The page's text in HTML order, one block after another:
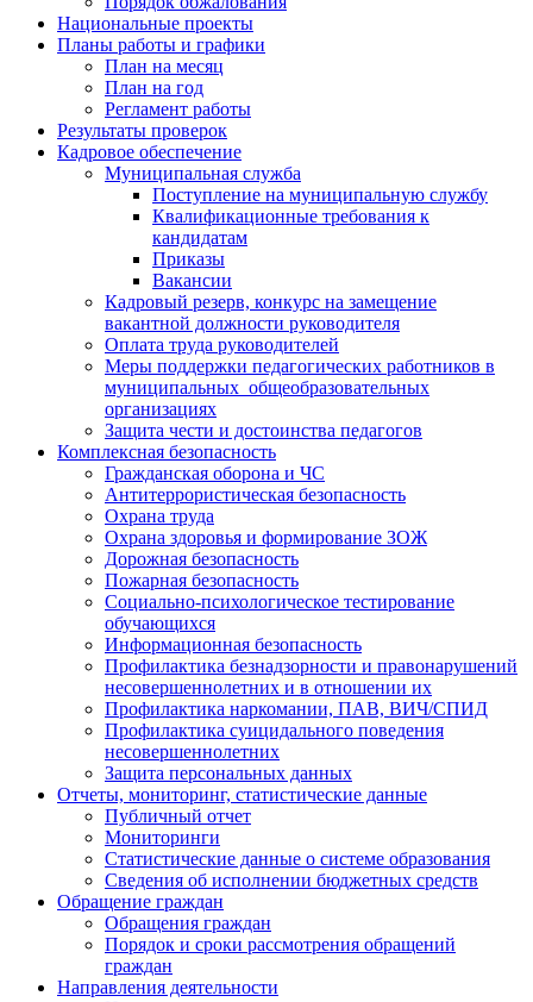
Национальные проекты
Планы работы и графики
План на месяц
План на год
Регламент работы
Результаты проверок
Кадровое обеспечение
Муниципальная служба
Поступление на муниципальную службу
Квалификационные требования к
кандидатам
Приказы
Вакансии
Кадровый резерв, конкурс на замещение
вакантной должности руководителя
Оплата труда руководителей
Меры поддержки педагогических работников в
муниципальных общеобразовательных
организациях
Защита чести и достоинства педагогов
Комплексная безопасность
Гражданская оборона и ЧС
Антитеррористическая безопасность
Охрана труда
Охрана здоровья и формирование ЗОЖ
Дорожная безопасность
Пожарная безопасность
Социально-психологическое тестирование
обучающихся
Информационная безопасность
Профилактика безнадзорности и правонарушений
несовершеннолетних и в отношении их
Профилактика наркомании, ПАВ, ВИЧ/СПИД
Профилактика суицидального поведения
несовершеннолетних
Защита персональных данных
Отчеты, мониторинг, статистические данные
Публичный отчет
Мониторинги
Статистические данные о системе образования
Сведения об исполнении бюджетных средств
Обращение граждан
Обращения граждан
Порядок и сроки рассмотрения обращений
граждан
Направления деятельности